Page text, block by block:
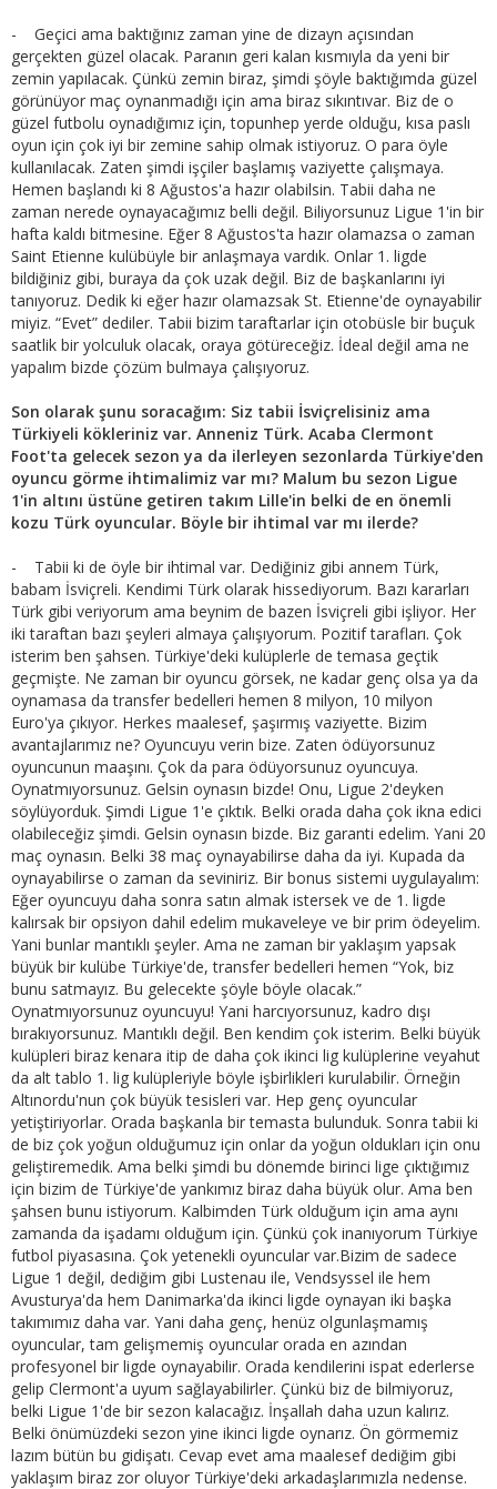
- Geçici ama baktığınız zaman yine de dizayn açısından
gerçekten güzel olacak. Paranın geri kalan kısmıyla da yeni bir
zemin yapılacak. Çünkü zemin biraz, şimdi şöyle baktığımda güzel
görünüyor maç oynanmadığı için ama biraz sıkıntıvar. Biz de o
güzel futbolu oynadığımız için, topunhep yerde olduğu, kısa paslı
oyun için çok iyi bir zemine sahip olmak istiyoruz. O para öyle
kullanılacak. Zaten şimdi işçiler başlamış vaziyette çalışmaya.
Hemen başlandı ki 8 Ağustos'a hazır olabilsin. Tabii daha ne
zaman nerede oynayacağımız belli değil. Biliyorsunuz Ligue 1'in bir
hafta kaldı bitmesine. Eğer 8 Ağustos'ta hazır olamazsa o zaman
Saint Etienne kulübüyle bir anlaşmaya vardık. Onlar 1. ligde
bildiğiniz gibi, buraya da çok uzak değil. Biz de başkanlarını iyi
tanıyoruz. Dedik ki eğer hazır olamazsak St. Etienne'de oynayabilir
miyiz. “Evet” dediler. Tabii bizim taraftarlar için otobüsle bir buçuk
saatlik bir yolculuk olacak, oraya götüreceğiz. İdeal değil ama ne
yapalım bizde çözüm bulmaya çalışıyoruz.
Son olarak şunu soracağım: Siz tabii İsviçrelisiniz ama
Türkiyeli kökleriniz var. Anneniz Türk. Acaba Clermont
Foot'ta gelecek sezon ya da ilerleyen sezonlarda Türkiye'den
oyuncu görme ihtimalimiz var mı? Malum bu sezon Ligue
1'in altını üstüne getiren takım Lille'in belki de en önemli
kozu Türk oyuncular. Böyle bir ihtimal var mı ilerde?
- Tabii ki de öyle bir ihtimal var. Dediğiniz gibi annem Türk,
babam İsviçreli. Kendimi Türk olarak hissediyorum. Bazı kararları
Türk gibi veriyorum ama beynim de bazen İsviçreli gibi işliyor. Her
iki taraftan bazı şeyleri almaya çalışıyorum. Pozitif tarafları. Çok
isterim ben şahsen. Türkiye'deki kulüplerle de temasa geçtik
geçmişte. Ne zaman bir oyuncu görsek, ne kadar genç olsa ya da
oynamasa da transfer bedelleri hemen 8 milyon, 10 milyon
Euro'ya çıkıyor. Herkes maalesef, şaşırmış vaziyette. Bizim
avantajlarımız ne? Oyuncuyu verin bize. Zaten ödüyorsunuz
oyuncunun maaşını. Çok da para ödüyorsunuz oyuncuya.
Oynatmıyorsunuz. Gelsin oynasın bizde! Onu, Ligue 2'deyken
söylüyorduk. Şimdi Ligue 1'e çıktık. Belki orada daha çok ikna edici
olabileceğiz şimdi. Gelsin oynasın bizde. Biz garanti edelim. Yani 20
maç oynasın. Belki 38 maç oynayabilirse daha da iyi. Kupada da
oynayabilirse o zaman da seviniriz. Bir bonus sistemi uygulayalım:
Eğer oyuncuyu daha sonra satın almak istersek ve de 1. ligde
kalırsak bir opsiyon dahil edelim mukaveleye ve bir prim ödeyelim.
Yani bunlar mantıklı şeyler. Ama ne zaman bir yaklaşım yapsak
büyük bir kulübe Türkiye'de, transfer bedelleri hemen “Yok, biz
bunu satmayız. Bu gelecekte şöyle böyle olacak.”
Oynatmıyorsunuz oyuncuyu! Yani harcıyorsunuz, kadro dışı
bırakıyorsunuz. Mantıklı değil. Ben kendim çok isterim. Belki büyük
kulüpleri biraz kenara itip de daha çok ikinci lig kulüplerine veyahut
da alt tablo 1. lig kulüpleriyle böyle işbirlikleri kurulabilir. Örneğin
Altınordu'nun çok büyük tesisleri var. Hep genç oyuncular
yetiştiriyorlar. Orada başkanla bir temasta bulunduk. Sonra tabii ki
de biz çok yoğun olduğumuz için onlar da yoğun oldukları için onu
geliştiremedik. Ama belki şimdi bu dönemde birinci lige çıktığımız
için bizim de Türkiye'de yankımız biraz daha büyük olur. Ama ben
şahsen bunu istiyorum. Kalbimden Türk olduğum için ama aynı
zamanda da işadamı olduğum için. Çünkü çok inanıyorum Türkiye
futbol piyasasına. Çok yetenekli oyuncular var.Bizim de sadece
Ligue 1 değil, dediğim gibi Lustenau ile, Vendsyssel ile hem
Avusturya'da hem Danimarka'da ikinci ligde oynayan iki başka
takımımız daha var. Yani daha genç, henüz olgunlaşmamış
oyuncular, tam gelişmemiş oyuncular orada en azından
profesyonel bir ligde oynayabilir. Orada kendilerini ispat ederlerse
gelip Clermont'a uyum sağlayabilirler. Çünkü biz de bilmiyoruz,
belki Ligue 1'de bir sezon kalacağız. İnşallah daha uzun kalırız.
Belki önümüzdeki sezon yine ikinci ligde oynarız. Ön görmemiz
lazım bütün bu gidişatı. Cevap evet ama maalesef dediğim gibi
yaklaşım biraz zor oluyor Türkiye'deki arkadaşlarımızla nedense.